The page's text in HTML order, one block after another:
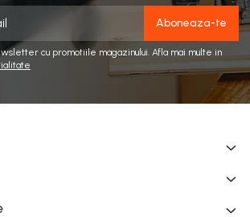
cu promotiile magazinului. Afla mai multe in